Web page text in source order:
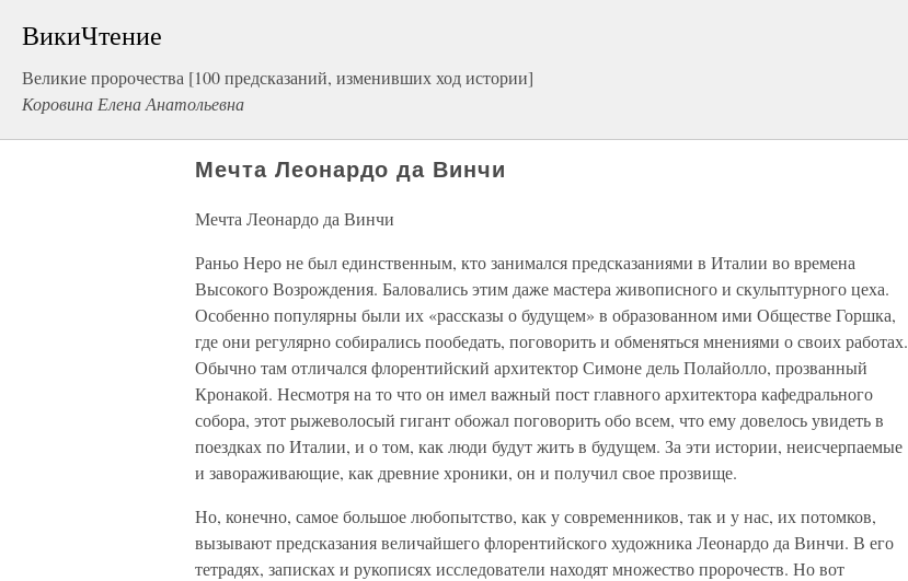
ВикиЧтение
Великие пророчества [100 предсказаний, изменивших ход истории]
Коровина Елена Анатольевна
Мечта Леонардо да Винчи
Мечта Леонардо да Винчи
Раньо Неро не был единственным, кто занимался предсказаниями в Италии во времена
Высокого Возрождения. Баловались этим даже мастера живописного и скульптурного цеха.
Особенно популярны были их «рассказы о будущем» в образованном ими Обществе Горшка,
где они регулярно собирались пообедать, поговорить и обменяться мнениями о своих работах.
Обычно там отличался флорентийский архитектор Симоне дель Полайолло, прозванный
Кронакой. Несмотря на то что он имел важный пост главного архитектора кафедрального
собора, этот рыжеволосый гигант обожал поговорить обо всем, что ему довелось увидеть в
поездках по Италии, и о том, как люди будут жить в будущем. За эти истории, неисчерпаемые
и завораживающие, как древние хроники, он и получил свое прозвище.
Но, конечно, самое большое любопытство, как у современников, так и у нас, их потомков,
вызывают предсказания величайшего флорентийского художника Леонардо да Винчи. В его
тетрадях, записках и рукописях исследователи находят множество пророчеств. Но вот